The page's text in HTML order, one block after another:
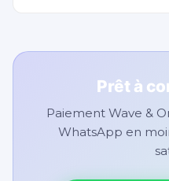
Prêt à
Paiement Wave &
WhatsApp en